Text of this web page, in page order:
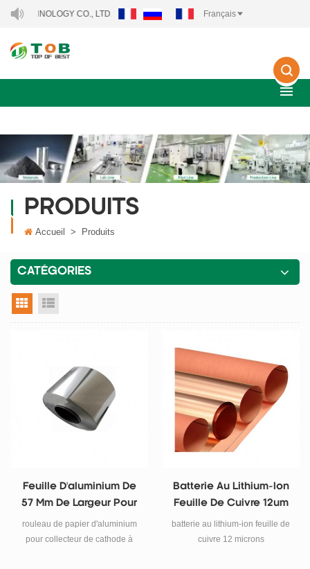
CO., LTD.. Français
PRODUITS
Accueil > Produits
CATÉGORIES
vue grille
Feuille D'aluminium De
57 Mm De Largeur Pour
Batterie Au Lithium
18650
rouleau de papier d'aluminium
pour collecteur de cathode à
Batterie Au Lithium-Ion
Feuille De Cuivre 12um
batterie au lithium-ion feuille de
cuivre 12 microns